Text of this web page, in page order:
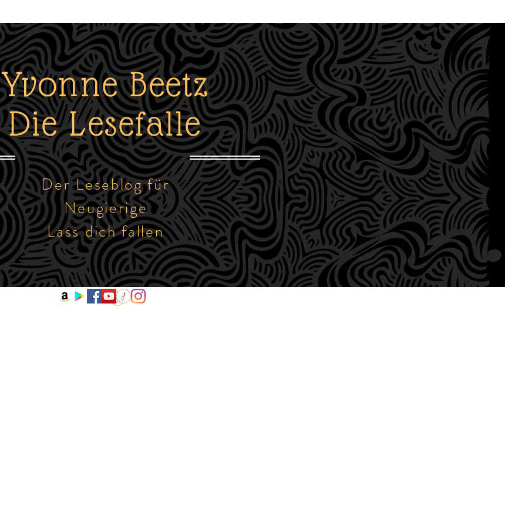
Yvonne Beetz
Die Lesefalle
Der Leseblog für
Neugierige
Lass dich fallen